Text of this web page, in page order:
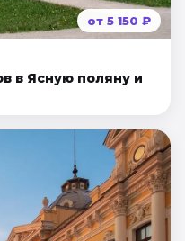
от 5 150 ₽
в Ясную поляну и